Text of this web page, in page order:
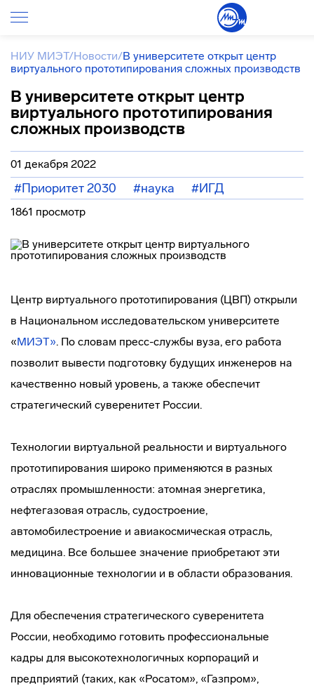
НИУ МИЭТ/Новости/В университете открыт центр
виртуального прототипирования сложных производств
В университете открыт центр
виртуального прототипирования
сложных производств
01 декабря 2022
#Приоритет 2030 #наука #ИГД
1861 просмотр
Центр виртуального прототипирования (ЦВП) открыли
в Национальном исследовательском университете
«МИЭТ». По словам пресс-службы вуза, его работа
позволит вывести подготовку будущих инженеров на
качественно новый уровень, а также обеспечит
стратегический суверенитет России.
Технологии виртуальной реальности и виртуального
прототипирования широко применяются в разных
отраслях промышленности: атомная энергетика,
нефтегазовая отрасль, судостроение,
автомобилестроение и авиакосмическая отрасль,
медицина. Все большее значение приобретают эти
инновационные технологии и в области образования.
Для обеспечения стратегического суверенитета
России, необходимо готовить профессиональные
кадры для высокотехнологичных корпораций и
предприятий (таких, как «Росатом», «Газпром»,